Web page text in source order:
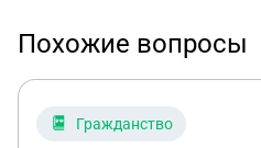
Похожие вопросы
Гражданство